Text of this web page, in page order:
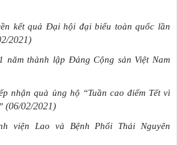
kết quả Đại hội đại biểu toàn quốc lần
2021)
năm thành lập Đảng Cộng sản Việt Nam
nhận quà ủng hộ “Tuần cao điểm Tết vì
(06/02/2021)
viện Lao và Bệnh Phổi Thái Nguyên